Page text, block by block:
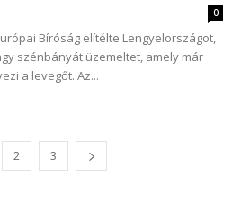
0
Bíróság elítélte Lengyelországot,
szénbányát üzemeltet, amely már
a levegőt. Az...
2 3